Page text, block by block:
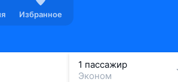
Избранное
1 пассажир
Эконом